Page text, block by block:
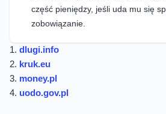
część pieniędzy, jeśli uda mu się
zobowiązanie.
1. dlugi.info
2. kruk.eu
3. money.pl
4. uodo.gov.pl